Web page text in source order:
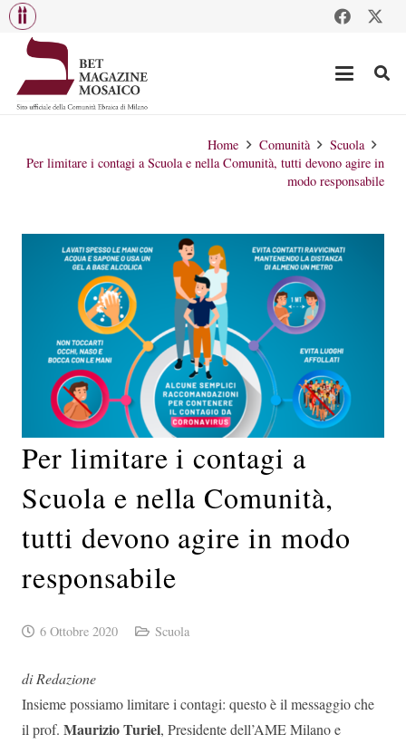
Home Comunità
Scuola
Per limitare i contagi a Scuola e nella Comunità, tutti devono agire in
modo responsabile
Per limitare i contagi a
Scuola e nella Comunità,
tutti devono agire in modo
responsabile
6 Ottobre 2020 Scuola
di Redazione
Insieme possiamo limitare i contagi: questo è il messaggio che
il prof. Maurizio Turiel, Presidente dell’AME Milano e